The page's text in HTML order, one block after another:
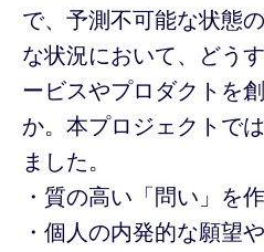
で、予測不可能な状態
な状況において、どう
ービスやプロダクトを
か。本プロジェクトで
ました。
・質の高い「問い」を
・個人の内発的な願望